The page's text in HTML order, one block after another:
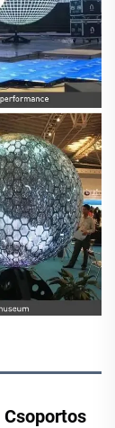
Csoportos